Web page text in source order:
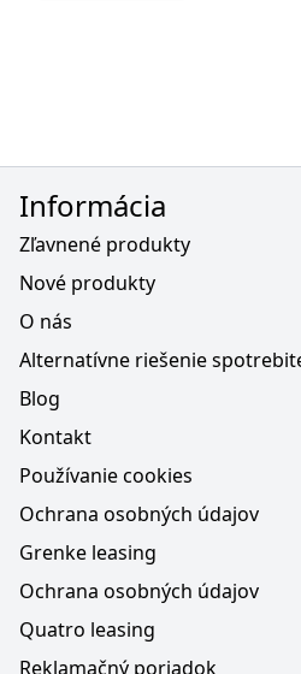
Informácia
Zľavnené produkty
Nové produkty
O nás
Alternatívne riešenie
Blog
Kontakt
Používanie cookies
Ochrana osobných údajov
Grenke leasing
Ochrana osobných údajov
Quatro leasing
Reklamačný poriadok